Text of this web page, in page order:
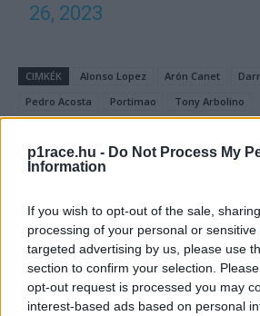
p1race.hu - Do Not Process My
Information
If you wish to opt-out of the sale,
processing of your personal or
targeted advertising by us, please use
section to confirm your selection.
opt-out request is processed you may
interest-based ads based on personal
26, 2023
CIMKÉK Alonso Lopez Arón Canet
Pedro Acosta
Portimao Tony Arbolino
Előző cikk
A pénteki edzésnapot uraló
versenyző első
futamgyőzelmét szerezte,
ám a leintés után furcsa
balesetbe keveredett
Óriási